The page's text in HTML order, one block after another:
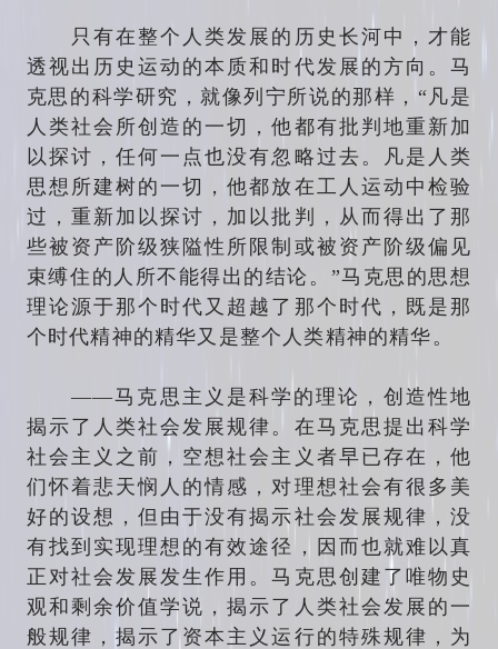
只有在整个人类发展的历史长河中，才能
透视出历史运动的本质和时代发展的方向。马
克思的科学研究，就像列宁所说的那样，“凡是
人类社会所创造的一切，他都有批判地重新加
以探讨，任何一点也没有忽略过去。凡是人类
思想所建树的一切，他都放在工人运动中检验
过，重新加以探讨，加以批判，从而得出了那
些被资产阶级狭隘性所限制或被资产阶级偏见
束缚住的人所不能得出的结论。”马克思的思想
理论源于那个时代又超越了那个时代，既是那
个时代精神的精华又是整个人类精神的精华。
——马克思主义是科学的理论，创造性地
揭示了人类社会发展规律。在马克思提出科学
社会主义之前，空想社会主义者早已存在，他
们怀着悲天悯人的情感，对理想社会有很多美
好的设想，但由于没有揭示社会发展规律，没
有找到实现理想的有效途径，因而也就难以真
正对社会发展发生作用。马克思创建了唯物史
观和剩余价值学说，揭示了人类社会发展的一
般规律，揭示了资本主义运行的特殊规律，为